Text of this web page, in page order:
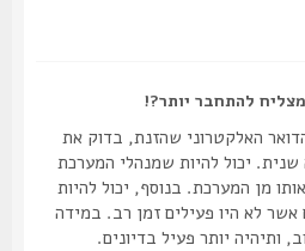
להתחבר יותר?!
האלקטרוני שהזנת, בדוק את
יכול להיות שמנהלי המערכת
המערכת. בנוסף, יכול להיות
היו פעילים זמן רב. במידה
יותר פעיל בדיונים.